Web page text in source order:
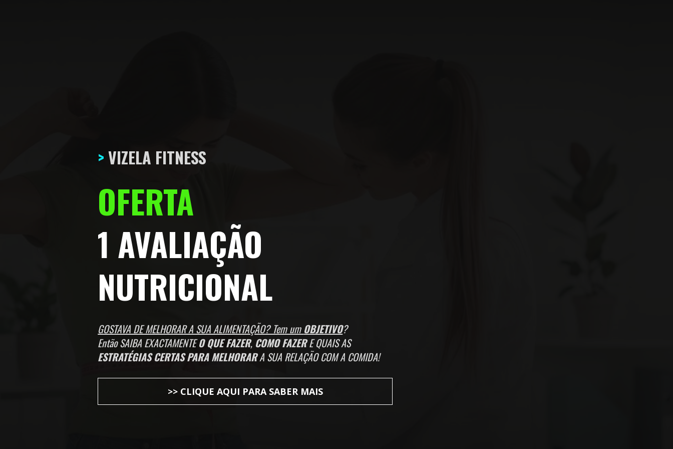
> VIZELA FITNESS
OFERTA
1 AVALIAÇÃO
NUTRICIONAL
GOSTAVA DE MELHORAR A SUA ALIMENTAÇÃO? Tem um OBJETIVO?
Então SAIBA EXACTAMENTE O QUE FAZER, COMO FAZER
E QUAIS AS
ESTRATÉGIAS CERTAS PARA MELHORAR A SUA RELAÇÃO COM A COMIDA!
>> CLIQUE AQUI PARA SABER MAIS